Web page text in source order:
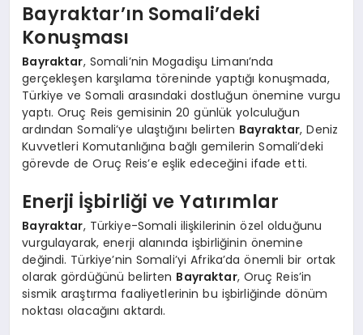
Bayraktar’ın Somali’deki
Konuşması
Bayraktar, Somali’nin Mogadişu Limanı’nda
gerçekleşen karşılama töreninde yaptığı konuşmada,
Türkiye ve Somali arasındaki dostluğun önemine vurgu
yaptı. Oruç Reis gemisinin 20 günlük yolculuğun
ardından Somali’ye ulaştığını belirten Bayraktar, Deniz
Kuvvetleri Komutanlığına bağlı gemilerin Somali’deki
görevde de Oruç Reis’e eşlik edeceğini ifade etti.
Enerji İşbirliği ve Yatırımlar
Bayraktar, Türkiye-Somali ilişkilerinin özel olduğunu
vurgulayarak, enerji alanında işbirliğinin önemine
değindi. Türkiye’nin Somali’yi Afrika’da önemli bir ortak
olarak gördüğünü belirten Bayraktar, Oruç Reis’in
sismik araştırma faaliyetlerinin bu işbirliğinde dönüm
noktası olacağını aktardı.